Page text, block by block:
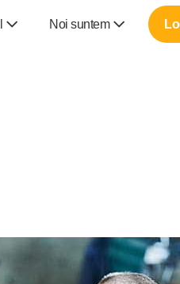
Noi suntem